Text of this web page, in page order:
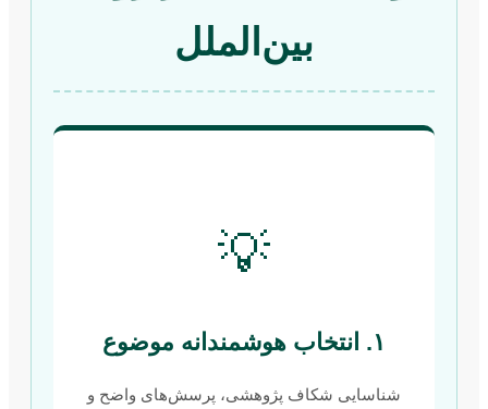
بین‌الملل
💡
۱. انتخاب هوشمندانه موضوع
شناسایی شکاف پژوهشی، پرسش‌های واضح و